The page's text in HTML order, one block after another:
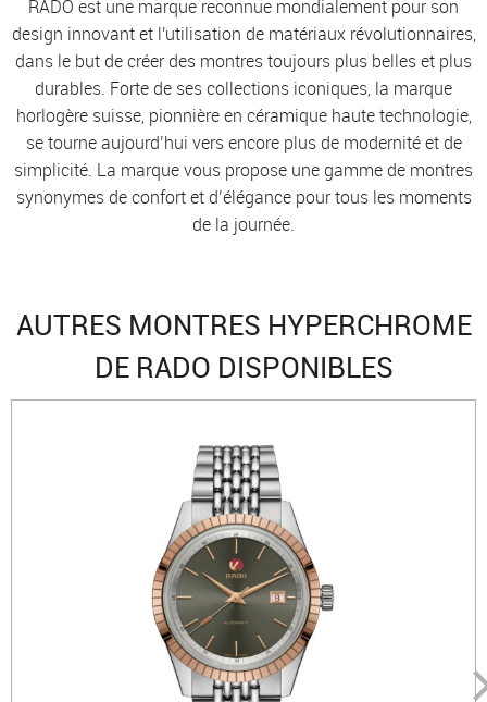
RADO est une marque reconnue mondialement pour son
design innovant et l'utilisation de matériaux révolutionnaires,
dans le but de créer des montres toujours plus belles et plus
durables. Forte de ses collections iconiques, la marque
horlogère suisse, pionnière en céramique haute technologie,
se tourne aujourd’hui vers encore plus de modernité et de
simplicité. La marque vous propose une gamme de montres
synonymes de confort et d’élégance pour tous les moments
de la journée.
AUTRES MONTRES HYPERCHROME
DE RADO DISPONIBLES